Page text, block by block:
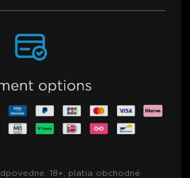
18+, platia obchodné